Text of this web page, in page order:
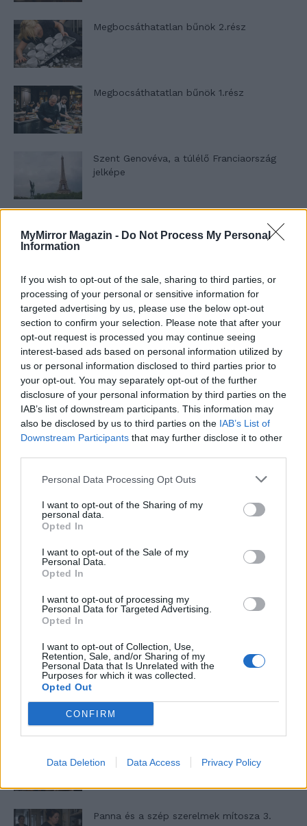
MyMirror Magazin - Do Not Process My Personal
Information
If you wish to opt-out of the sale, sharing to third parties, or
processing of your personal or sensitive information for
targeted advertising by us, please use the below opt-out
section to confirm your selection. Please note that after your
opt-out request is processed you may continue seeing
interest-based ads based on personal information utilized by
us or personal information disclosed to third parties prior to
your opt-out. You may separately opt-out of the further
disclosure of your personal information by third parties on the
IAB’s list of downstream participants. This information may
also be disclosed by us to third parties on the IAB’s List of
Downstream Participants that may further disclose it to other
Personal Data Processing Opt Outs
I want to opt-out of the Sharing of my
personal data.
Opted In
I want to opt-out of the Sale of my
Personal Data.
Opted In
I want to opt-out of processing my
Personal Data for Targeted Advertising.
Opted In
I want to opt-out of Collection, Use,
Retention, Sale, and/or Sharing of my
Personal Data that Is Unrelated with the
Purposes for which it was collected.
Opted Out
CONFIRM
Data Deletion Data Access Privacy Policy
Megbocsáthatatlan bűnök 2.rész
Megbocsáthatatlan bűnök 1.rész
Szent Genovéva, a túlélő Franciaország
jelképe
Minka 11. rész
T. szereti a fiatal lányokat 14. rész
Pedig szóltam… – Miért nem hiszünk a
nőknek, amikor segítséget kérnek?
A legidegesítőbb kifejezések laza
gyűjteménye
Elyna Robbs: Adéle és az örökölt árnyak
13. rész
Panna és a szép szerelmek mítosza 3.